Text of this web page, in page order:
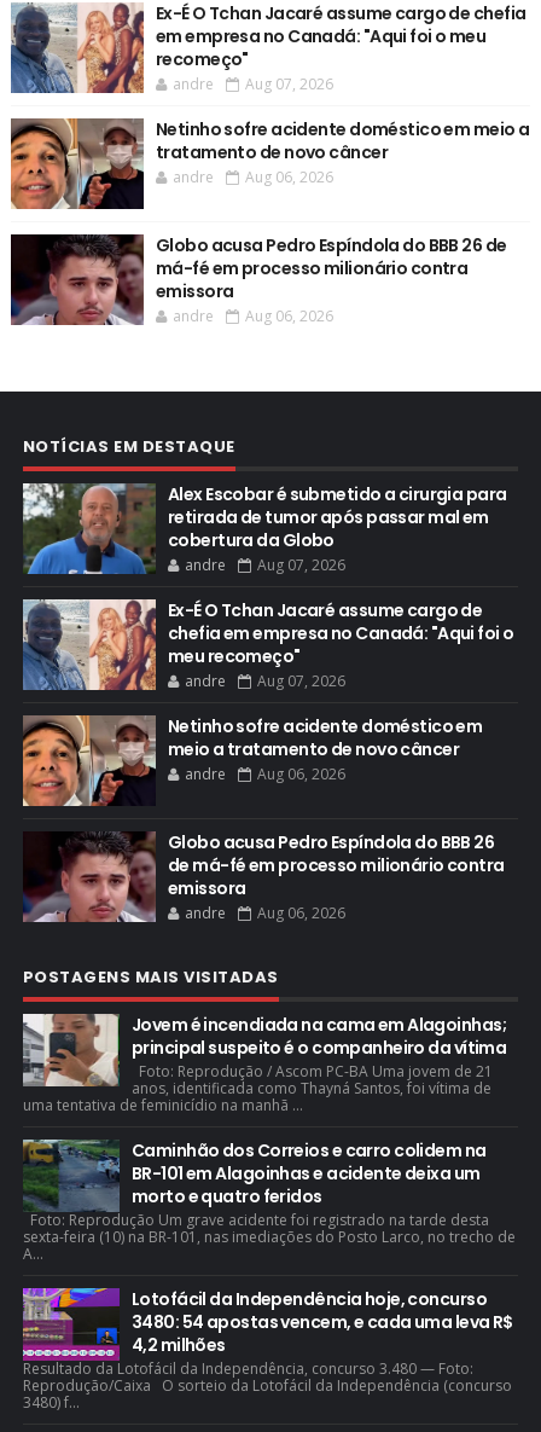
Ex-É O Tchan Jacaré assume cargo de chefia
em empresa no Canadá: "Aqui foi o meu
recomeço"
andre Aug 07, 2026
Netinho sofre acidente doméstico em meio a
tratamento de novo câncer
andre Aug 06, 2026
Globo acusa Pedro Espíndola do BBB 26 de
má-fé em processo milionário contra
emissora
andre Aug 06, 2026
NOTÍCIAS EM DESTAQUE
Alex Escobar é submetido a cirurgia para
retirada de tumor após passar mal em
cobertura da Globo
andre Aug 07, 2026
Ex-É O Tchan Jacaré assume cargo de
chefia em empresa no Canadá: "Aqui foi o
meu recomeço"
andre Aug 07, 2026
Netinho sofre acidente doméstico em
meio a tratamento de novo câncer
andre Aug 06, 2026
Globo acusa Pedro Espíndola do BBB 26
de má-fé em processo milionário contra
emissora
andre Aug 06, 2026
POSTAGENS MAIS VISITADAS
Jovem é incendiada na cama em Alagoinhas;
principal suspeito é o companheiro da vítima
Foto: Reprodução / Ascom PC-BA Uma jovem de 21
anos, identificada como Thayná Santos, foi vítima de
uma tentativa de feminicídio na manhã ...
Caminhão dos Correios e carro colidem na
BR-101 em Alagoinhas e acidente deixa um
morto e quatro feridos
Foto: Reprodução Um grave acidente foi registrado na tarde desta
sexta-feira (10) na BR-101, nas imediações do Posto Larco, no trecho de
A...
Lotofácil da Independência hoje, concurso
3480: 54 apostas vencem, e cada uma leva R$
4,2 milhões
Resultado da Lotofácil da Independência, concurso 3.480 — Foto:
Reprodução/Caixa O sorteio da Lotofácil da Independência (concurso
3480) f...